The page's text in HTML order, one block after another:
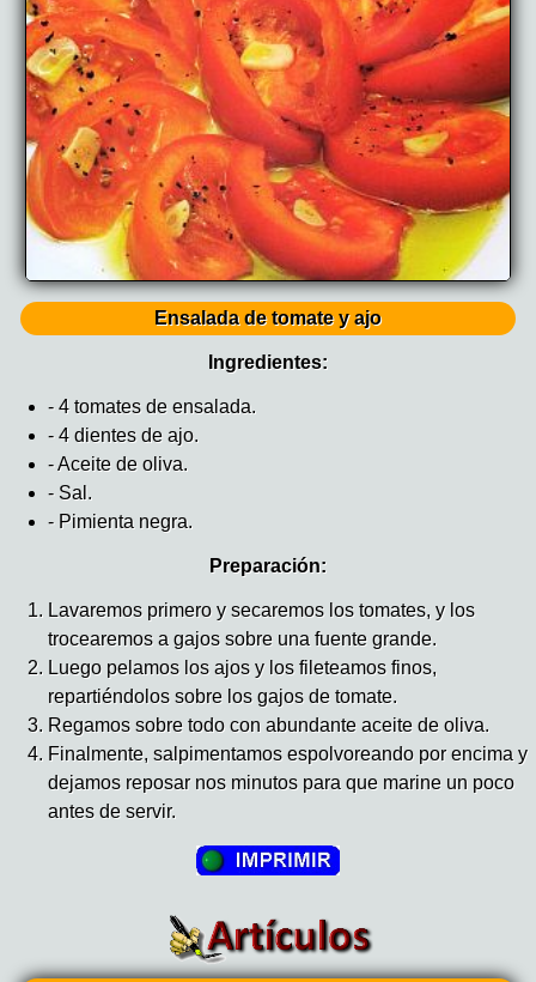
Ensalada de tomate y ajo
Ingredientes:
- 4 tomates de ensalada.
- 4 dientes de ajo.
- Aceite de oliva.
- Sal.
- Pimienta negra.
Preparación:
Lavaremos primero y secaremos los tomates, y los
trocearemos a gajos sobre una fuente grande.
Luego pelamos los ajos y los fileteamos finos,
repartiéndolos sobre los gajos de tomate.
Regamos sobre todo con abundante aceite de oliva.
Finalmente, salpimentamos espolvoreando por encima y
dejamos reposar nos minutos para que marine un poco
antes de servir.